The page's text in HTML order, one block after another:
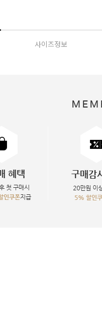
사이즈정보